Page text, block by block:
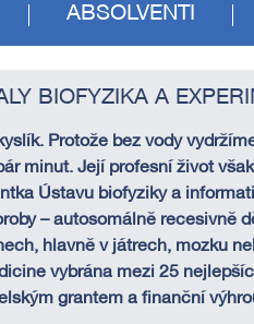
ABSOLVENTI
BIOFYZIKA A
Protože bez vody
minut. Její profesní život
Ústavu biofyziky a
– autosomálně recesivně
hlavně v játrech, mozku
vybrána mezi 25
grantem a finanční